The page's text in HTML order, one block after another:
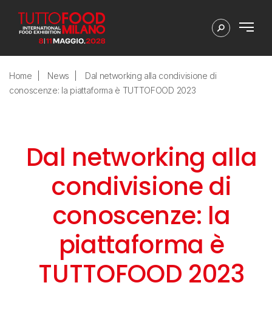
Home News
Dal networking alla condivisione di
conoscenze: la piattaforma è TUTTOFOOD 2023
Dal networking alla
condivisione di
conoscenze: la
piattaforma è
TUTTOFOOD 2023